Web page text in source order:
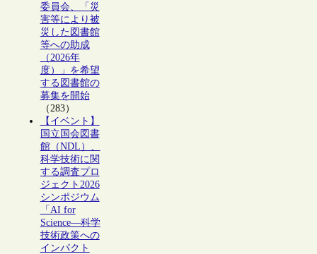
委員会、「災
害等により被
災した図書館
等への助成
（2026年
度）」を希望
する図書館の
募集を開始
（283）
【イベント】
国立国会図書
館（NDL）、
科学技術に関
する調査プロ
ジェクト2026
シンポジウム
「AI for
Science―科学
技術政策への
インパクト